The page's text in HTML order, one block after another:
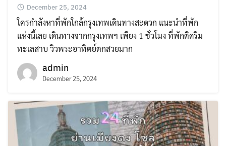
December 25, 2024
ใครกำลังหาที่พักใกล้กรุงเทพเดินทางสะดวก แนะนำที่พัก
แห่งนี้เลย เดินทางจากกรุงเทพฯ เพียง 1 ชั่วโมง ที่พักติดริม
ทะเลสาบ วิวพระอาทิตย์ตกสวยมาก
admin
December 25, 2024